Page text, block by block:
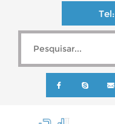
Tel: